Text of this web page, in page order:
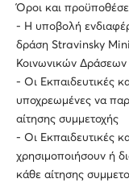
Όροι και
- Η υποβολή
δράση Stravinsky
Κοινωνικών
- Οι Εκπαιδευτικές
υποχρεωμένες να
αίτησης συμμετοχής
- Οι Εκπαιδευτικές
χρησιμοποιήσουν ή
κάθε αίτησης